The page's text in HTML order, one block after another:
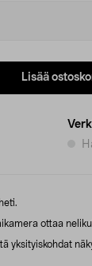
Lisää
ottaa
yksityiskohdat